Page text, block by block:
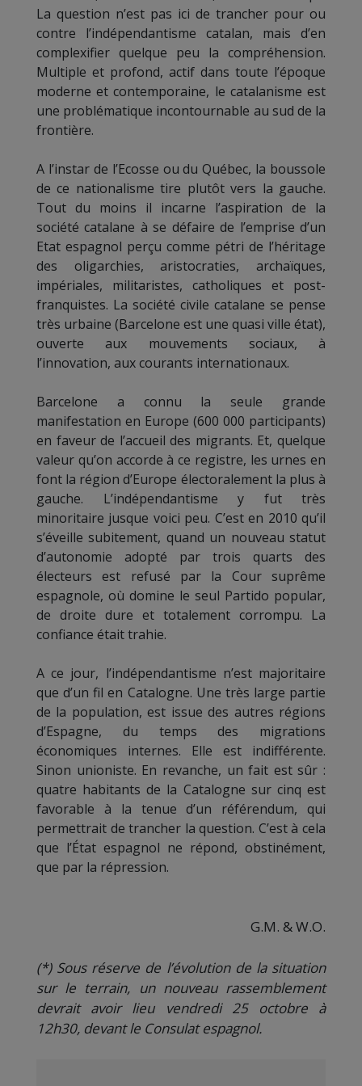
La question n’est pas ici de trancher pour ou
contre l’indépendantisme catalan, mais d’en
complexifier quelque peu la compréhension.
Multiple et profond, actif dans toute l’époque
moderne et contemporaine, le catalanisme est
une problématique incontournable au sud de la
frontière.
A l’instar de l’Ecosse ou du Québec, la boussole
de ce nationalisme tire plutôt vers la gauche.
Tout du moins il incarne l’aspiration de la
société catalane à se défaire de l’emprise d’un
Etat espagnol perçu comme pétri de l’héritage
des oligarchies, aristocraties, archaïques,
impériales, militaristes, catholiques et post-
franquistes. La société civile catalane se pense
très urbaine (Barcelone est une quasi ville état),
ouverte aux mouvements sociaux, à
l’innovation, aux courants internationaux.
Barcelone a connu la seule grande
manifestation en Europe (600 000 participants)
en faveur de l’accueil des migrants. Et, quelque
valeur qu’on accorde à ce registre, les urnes en
font la région d’Europe électoralement la plus à
gauche. L’indépendantisme y fut très
minoritaire jusque voici peu. C’est en 2010 qu’il
s’éveille subitement, quand un nouveau statut
d’autonomie adopté par trois quarts des
électeurs est refusé par la Cour suprême
espagnole, où domine le seul Partido popular,
de droite dure et totalement corrompu. La
confiance était trahie.
A ce jour, l’indépendantisme n’est majoritaire
que d’un fil en Catalogne. Une très large partie
de la population, est issue des autres régions
d’Espagne, du temps des migrations
économiques internes. Elle est indifférente.
Sinon unioniste. En revanche, un fait est sûr :
quatre habitants de la Catalogne sur cinq est
favorable à la tenue d’un référendum, qui
permettrait de trancher la question. C’est à cela
que l’État espagnol ne répond, obstinément,
que par la répression.
G.M. & W.O.
(*) Sous réserve de l’évolution de la situation
sur le terrain, un nouveau rassemblement
devrait avoir lieu vendredi 25 octobre à
12h30, devant le Consulat espagnol.